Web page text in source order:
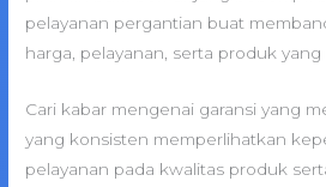
pelayanan pergantian buat
harga, pelayanan, serta produk yang
Cari kabar mengenai garansi yang
yang konsisten memperlihatkan
pelayanan pada kwalitas produk